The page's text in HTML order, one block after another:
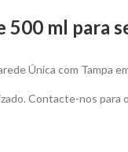
ml para
Única com Tampa
Contacte-nos